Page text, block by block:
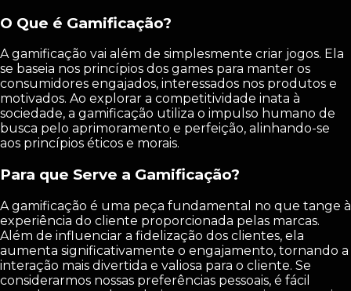
O Que é Gamificação?
A gamificação vai além de simplesmente criar jogos. Ela
se baseia nos princípios dos games para manter os
consumidores engajados, interessados nos produtos e
motivados. Ao explorar a competitividade inata à
sociedade, a gamificação utiliza o impulso humano de
busca pelo aprimoramento e perfeição, alinhando-se
aos princípios éticos e morais.
Para que Serve a Gamificação?
A gamificação é uma peça fundamental no que tange à
experiência do cliente proporcionada pelas marcas.
Além de influenciar a fidelização dos clientes, ela
aumenta significativamente o engajamento, tornando a
interação mais divertida e valiosa para o cliente. Se
considerarmos nossas preferências pessoais, é fácil